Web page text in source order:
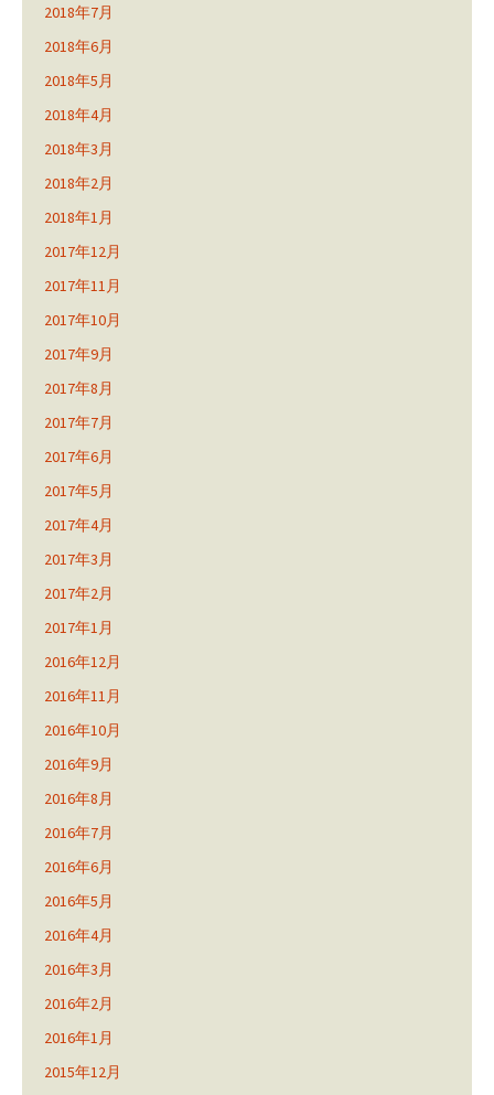
2018年7月
2018年6月
2018年5月
2018年4月
2018年3月
2018年2月
2018年1月
2017年12月
2017年11月
2017年10月
2017年9月
2017年8月
2017年7月
2017年6月
2017年5月
2017年4月
2017年3月
2017年2月
2017年1月
2016年12月
2016年11月
2016年10月
2016年9月
2016年8月
2016年7月
2016年6月
2016年5月
2016年4月
2016年3月
2016年2月
2016年1月
2015年12月